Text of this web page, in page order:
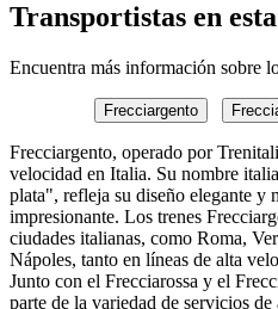
Transportistas en
Encuentra más información sobre
Frecciargento
Frecciargento, operado por
velocidad en Italia. Su nombre
plata", refleja su diseño elegante y
impresionante. Los trenes
ciudades italianas, como Roma,
Nápoles, tanto en líneas de alta
Junto con el Frecciarossa y el
parte de la variedad de servicios